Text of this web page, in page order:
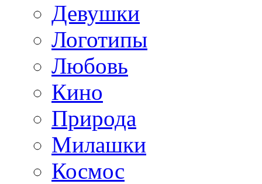
Девушки
Логотипы
Любовь
Кино
Природа
Милашки
Космос